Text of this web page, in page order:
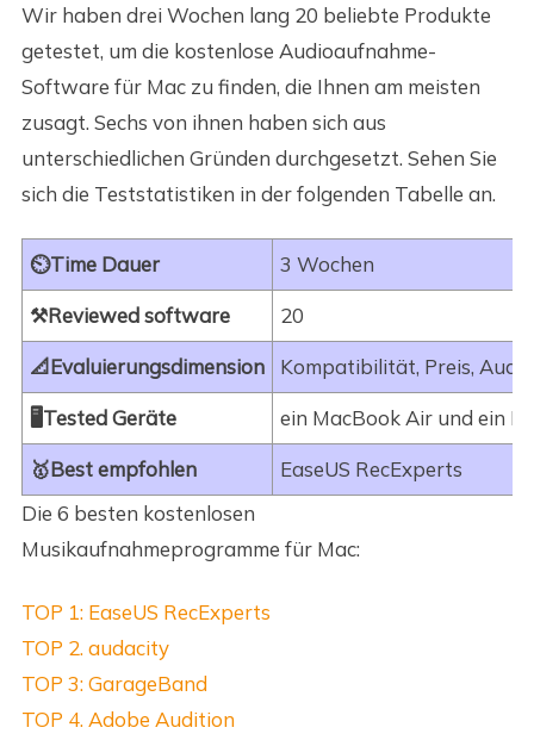
Wir haben drei Wochen lang 20 beliebte Produkte
getestet, um die kostenlose Audioaufnahme-
Software für Mac zu finden, die Ihnen am meisten
zusagt. Sechs von ihnen haben sich aus
unterschiedlichen Gründen durchgesetzt. Sehen Sie
sich die Teststatistiken in der folgenden Tabelle an.
⏲️Time Dauer 3 Wochen
⚒️Reviewed software 20
📐Evaluierungsdimension Kompatibilität, Preis,
🖥️Tested Geräte ein MacBook Air und ein
🥇Best empfohlen
EaseUS RecExperts
Die 6 besten kostenlosen
Musikaufnahmeprogramme für Mac:
TOP 1: EaseUS RecExperts
TOP 2. audacity
TOP 3: GarageBand
TOP 4. Adobe Audition